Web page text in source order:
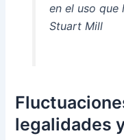
en el uso que
Stuart Mill
legalidades